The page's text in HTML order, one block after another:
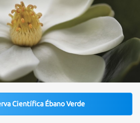
Científica Ébano Verde